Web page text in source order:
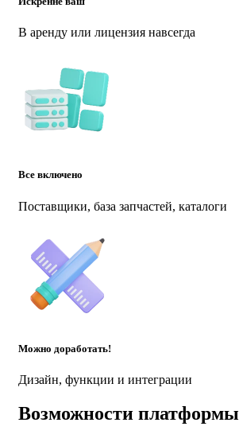
В аренду или лицензия навсегда
Все включено
Поставщики, база запчастей, каталоги
Можно доработать!
Дизайн, функции и интеграции
Возможности платформы